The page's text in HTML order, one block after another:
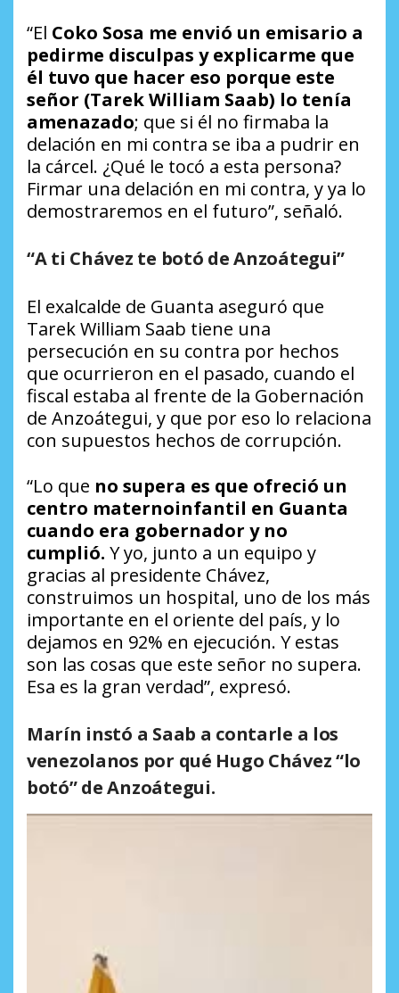
“El Coko Sosa me envió un emisario a
pedirme disculpas y explicarme que
él tuvo que hacer eso porque este
señor (Tarek William Saab) lo tenía
amenazado; que si él no firmaba la
delación en mi contra se iba a pudrir en
la cárcel. ¿Qué le tocó a esta persona?
Firmar una delación en mi contra, y ya lo
demostraremos en el futuro”, señaló.
“A ti Chávez te botó de Anzoátegui”
El exalcalde de Guanta aseguró que
Tarek William Saab tiene una
persecución en su contra por hechos
que ocurrieron en el pasado, cuando el
fiscal estaba al frente de la Gobernación
de Anzoátegui, y que por eso lo relaciona
con supuestos hechos de corrupción.
“Lo que no supera es que ofreció un
centro maternoinfantil en Guanta
cuando era gobernador y no
cumplió. Y yo, junto a un equipo y
gracias al presidente Chávez,
construimos un hospital, uno de los más
importante en el oriente del país, y lo
dejamos en 92% en ejecución. Y estas
son las cosas que este señor no supera.
Esa es la gran verdad”, expresó.
Marín instó a Saab a contarle a los
venezolanos por qué Hugo Chávez “lo
botó” de Anzoátegui.